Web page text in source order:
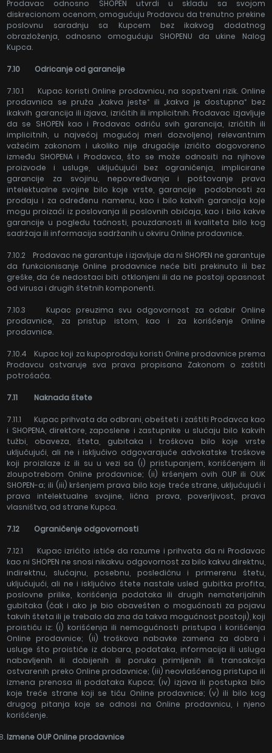
Prodavac odnosno SHOPEN utvrdi u skladu sa svojom
diskrecionom ocenom, omogućuju Prodavcu da trenutno prekine
poslovnu saradnju sa Kupcem bez ikakvog dodatnog
obrazloženja, odnosno omogućuju SHOPENU da ukine Nalog
Kupca.
7.10 Odricanje od garancije
7.10.1 Kupac koristi Online prodavnicu, na sopstveni rizik. Online
prodavnica se pruža „kakva jeste“ ili „kakva je dostupna“ bez
ikakvih garancija ili izjava, izričitih ili implicitnih. Prodavac izjavljuje
da se SHOPEN kao i Prodavac odriču svih garancija, izričitih ili
implicitnih, u najvećoj mogućoj meri dozvoljenoj relevantnim
važećim zakonom i ukoliko nije drugačije izričito dogovoreno
između SHOPENA i Prodavca, što se može odnositi na njihove
proizvode i usluge, uključujući bez ograničenja, implicirane
garancije za svojinu, nepovređivanja i poštovanje prava
intelektualne svojine bilo koje vrste, garancije podobnosti za
prodaju i za određenu namenu, kao i bilo kakvih garancija koje
mogu proizaći iz poslovanja ili poslovnih običaja, kao i bilo kakve
garancije u pogledu tačnosti, pouzdanosti ili kvaliteta bilo kog
sadržaja ili informacija sadržanih u okviru Online prodavnice.
7.10.2 Prodavac ne garantuje i izjavljuje da ni SHOPEN ne garantuje
da funkcionisanje Online prodavnice neće biti prekinuto ili bez
greške, da će nedostaci biti otklonjeni ili da ne postoji opasnost
od virusa i drugih štetnih komponenti.
7.10.3 Kupac preuzima svu odgovornost za odabir Online
prodavnice, za pristup istom, kao i za korišćenje Online
prodavnice.
7.10.4 Kupac koji za kupoprodaju koristi Online prodavnice prema
Prodavcu ostvaruje sva prava propisana Zakonom o zaštiti
potrošača.
7.11 Naknada štete
7.11.1 Kupac prihvata da odbrani, obešteti i zaštiti Prodavca kao
i SHOPENA, direktore, zaposlene i zastupnike u slučaju bilo kakvih
tužbi, obaveza, šteta, gubitaka i troškova bilo koje vrste
uključujući, ali ne i isključivo odgovarajuće advokatske troškove
koji proizilaze iz ili su u vezi sa (i) pristupanjem, korišćenjem ili
zloupotrebom Online prodavnice; (ii) kršenjem ovih OUP ili OUK
SHOPEN-a; ili (iii) kršenjem prava bilo koje treće strane, uključujući i
prava intelektualne svojine, lična prava, poverljivost, prava
vlasništva, od strane Kupca.
7.12 Ograničenje odgovornosti
7.12.1 Kupac izričito ističe da razume i prihvata da ni Prodavac
kao ni SHOPEN ne snosi nikakvu odgovornost za bilo kakvu direktnu,
indirektnu, slučajnu, posebnu, posledičnu i primerenu štetu,
uključujući, ali ne i isključivo štete nastale usled gubitka profita,
poslovne prilike, korišćenja podataka ili drugih nematerijalnih
gubitaka (čak i ako je bio obavešten o mogućnosti za pojavu
takvih šteta ili je trebalo da zna da takva mogućnost postoji), koji
proističu iz: (i) korišćenja ili nemogućnosti pristupa i korišćenja
Online prodavnice; (ii) troškova nabavke zamena za dobra i
usluge što proističe iz dobara, podataka, informacija ili usluga
nabavljenih ili dobijenih ili poruka primljenih ili transakcija
ostvarenih preko Online prodavnice; (iii) neovlašćenog pristupa ili
izmena prenosa ili podataka Kupca; (iv) izjava ili postupka bilo
koje treće strane koji se tiču Online prodavnice; (v) ili bilo kog
drugog pitanja koje se odnosi na Online prodavnicu, i njeno
korišćenje.
Izmene OUP Online prodavnice